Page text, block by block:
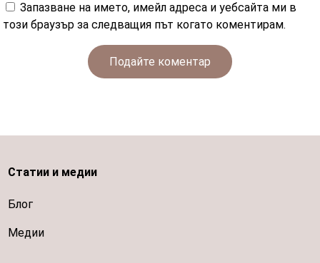
Запазване на името, имейл адреса и уебсайта ми в
този браузър за следващия път когато коментирам.
Подайте коментар
Статии и медии
Блог
Медии